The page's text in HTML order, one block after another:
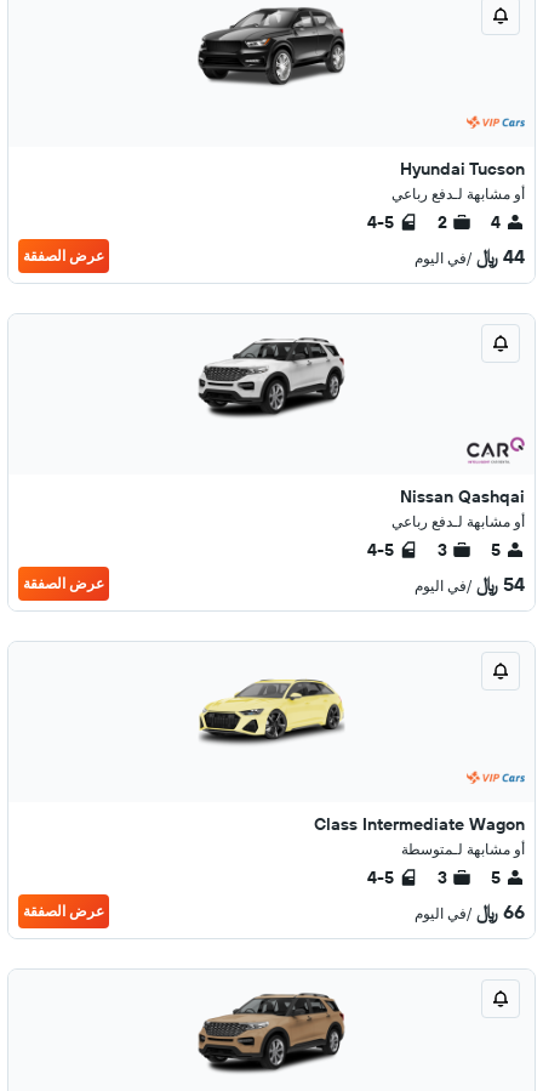
Hyundai Tucson
أو مشابهة لـدفع رباعي
4
2
4-5
44 ﷼ /في اليوم عرض الصفقة
Nissan Qashqai
أو مشابهة لـدفع رباعي
5
3
4-5
54 ﷼ /في اليوم عرض الصفقة
Class Intermediate Wagon
أو مشابهة لـمتوسطة
5
3
4-5
66 ﷼ /في اليوم عرض الصفقة